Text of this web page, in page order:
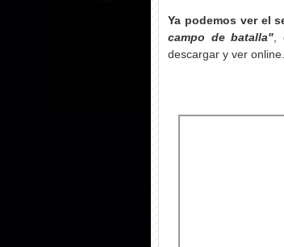
Ya podemos ver el
campo de batalla"
descargar y ver